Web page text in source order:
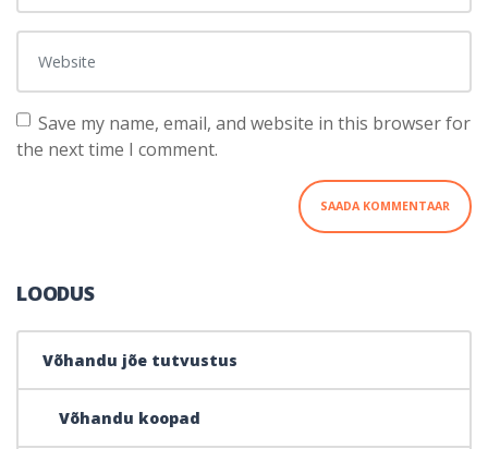
Save my name, email, and website in this browser for
the next time I comment.
LOODUS
Võhandu jõe tutvustus
Võhandu koopad